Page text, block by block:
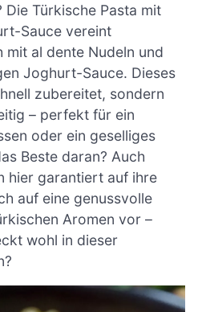
Türkische Pasta mit
Sauce vereint
al dente Nudeln und
Joghurt-Sauce. Dieses
zubereitet, sondern
– perfekt für ein
oder ein geselliges
Beste daran? Auch
hier garantiert auf ihre
auf eine genussvolle
Aromen vor –
wohl in dieser